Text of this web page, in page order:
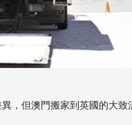
，但澳門搬家到英國的大